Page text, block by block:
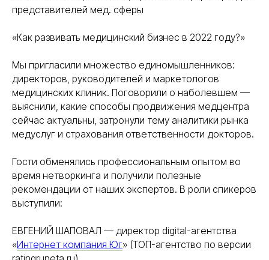
представителей мед. сферы
«Как развивать медицинский бизнес в 2022 году?»
Мы пригласили множество единомышленников:
директоров, руководителей и маркетологов
медицинских клиник. Поговорили о наболевшем —
выяснили, какие способы продвижения медцентра
сейчас актуальны, затронули тему аналитики рынка
медуслуг и страхования ответственности докторов.
Гости обменялись профессиональным опытом во
время нетворкинга и получили полезные
рекомендации от наших экспертов. В роли спикеров
выступили:
ЕВГЕНИЙ ШАПОВАЛ — директор digital-агентства
«Интернет компания Юг» (ТОП-агентство по версии